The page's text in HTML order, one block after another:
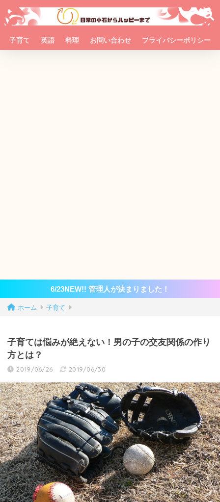
子育て 英語 料理 お問い合わせ プライバシーポリシー
6/23NEW!! 管理人が決まりました！
ホーム 子育て
子育ては悩みが絶えない！男の子の交友関係の作り
方とは？
2019/06/26 2019/06/30